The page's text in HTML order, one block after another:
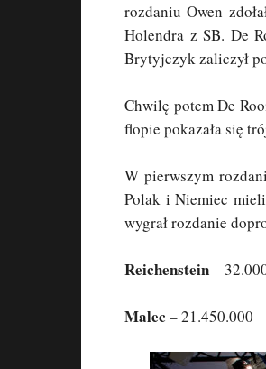
rozdaniu Owen
Holendra z SB. De
Brytyjczyk zaliczył
Chwilę potem De
flopie pokazała się
W pierwszym
Polak i Niemiec
wygrał rozdanie
Reichenstein–
Malec – 21.450.000